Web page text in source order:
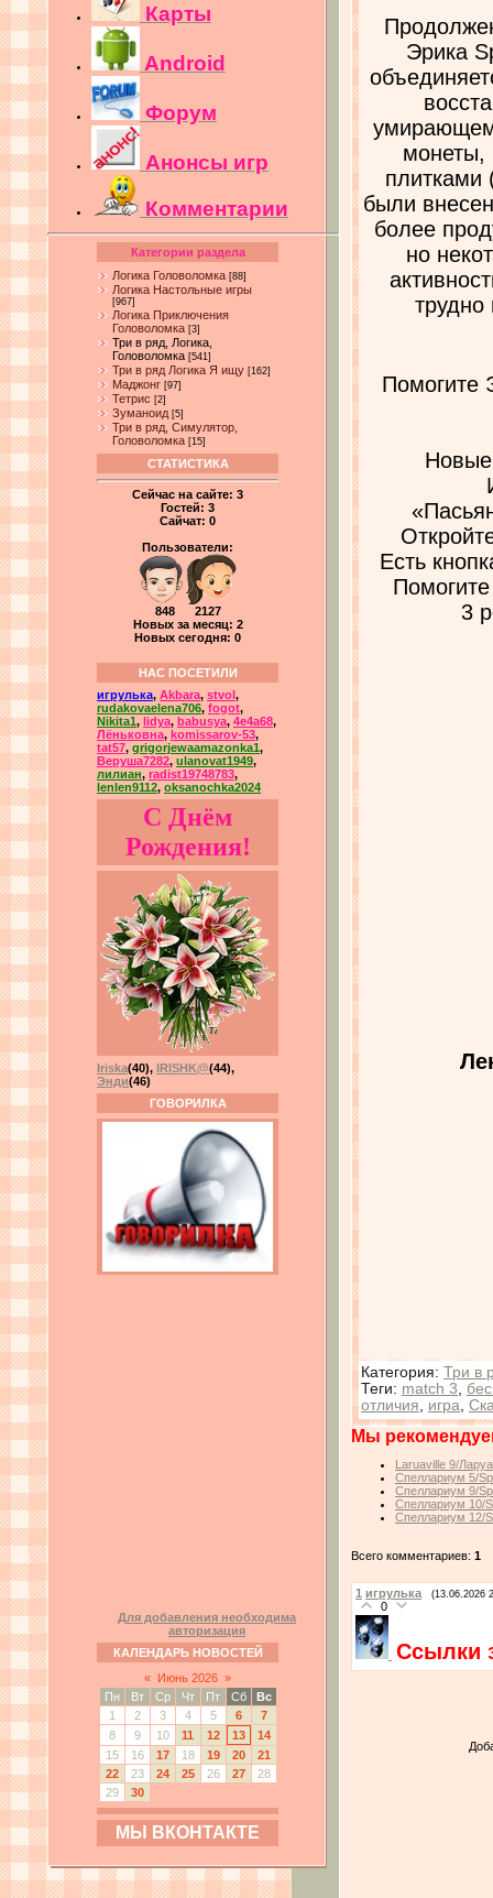
Карты
Android
Форум
Анонсы игр
Комментарии
Категории раздела
Логика Головоломка [88]
Логика Настольные игры
[967]
Логика Приключения
Головоломка [3]
Три в ряд, Логика,
Головоломка [541]
Три в ряд Логика Я ищу [162]
Маджонг [97]
Тетрис [2]
Зуманоид [5]
Три в ряд, Симулятор,
Головоломка [15]
СТАТИСТИКА
Сейчас на сайте: 3
Гостей: 3
Сайчат: 0
Пользователи:
848 2127
Новых за месяц: 2
Новых сегодня: 0
НАС ПОСЕТИЛИ
игрулька, Akbara, stvol ,
rudakovaelena706, fogot,
Nikita1, lidya, babusya, 4e4a68,
Лёньковна, komissarov-53,
tat57, grigorjewaamazonka1,
Веруша7282, ulanovat1949,
лилиан, radist19748783,
lenlen9112, oksanochka2024
С Днём
Рождения!
Iriska(40), IRISHK@(44),
Энди(46)
ГОВОРИЛКА
Для добавления необходима
авторизация
КАЛЕНДАРЬ НОВОСТЕЙ
«
Июнь 2026 »
Пн
Вт Ср Чт Пт Сб
Вс
1
2 3 4 5 6
7
8
9 10 11 12 13
14
15
16 17 18 19 20
21
22
23 24 25 26 27
28
29
30
МЫ ВКОНТАКТЕ
Эрика
монеты,
плитками
были
более
но
трудно
Помогите
Есть
3
Категория: Три в
Теги: match 3
отличия
игра
Мы
Laruaville 9/
Спеллариум 5/
Спеллариум 9/
Спеллариум 10/
Спеллариум 12/
Всего комментариев: 1
1 игрулька (13.06.2026
0
Ссылки